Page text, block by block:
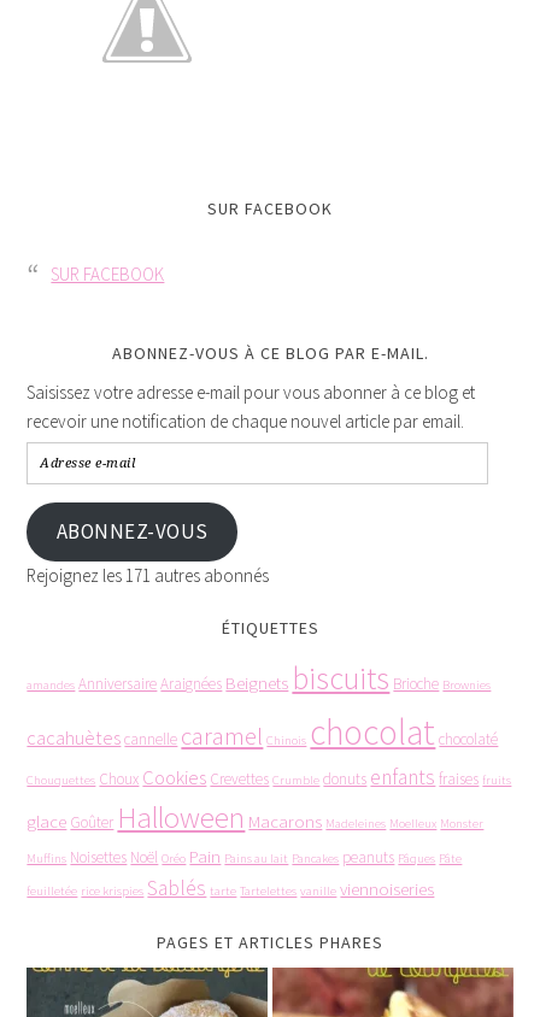
SUR FACEBOOK
SUR FACEBOOK
ABONNEZ-VOUS À CE BLOG PAR E-MAIL.
Saisissez votre adresse e-mail pour vous abonner à ce blog et
recevoir une notification de chaque nouvel article par email.
ABONNEZ-VOUS
Rejoignez les 171 autres abonnés
ÉTIQUETTES
amandes AnniversaireAraignées Beignets biscuits Brioche Brownies
cacahuètescannelle caramel Chinois chocolat chocolaté
Chouquettes Choux Cookies Crevettes Crumble donuts enfants fraises fruits
glace Goûter Halloween Macarons Madeleines Moelleux Monster
Muffins Noisettes Noël Oréo Pain Pains au lait Pancakes peanuts Pâques Pâte
feuilletée rice krispies Sablés tarte Tartelettes vanille viennoiseries
PAGES ET ARTICLES PHARES